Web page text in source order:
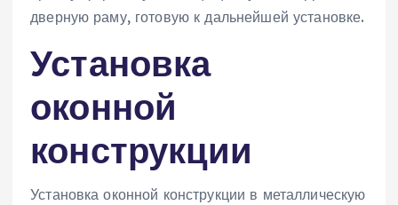
дверную раму, готовую к дальнейшей установке.
Установка
оконной
конструкции
Установка оконной конструкции в металлическую